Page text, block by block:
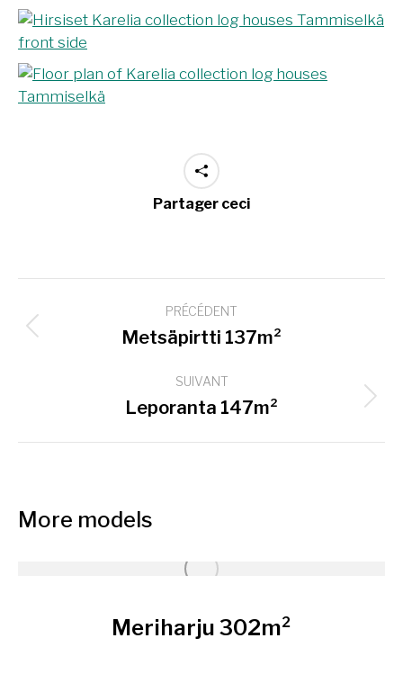
Partager ceci
de
commentaire
PRÉCÉDENT
Onglet
Metsäpirtti 137m²
SUIVANT
Projets
Leporanta 147m²
More models
Meriharju 302m²